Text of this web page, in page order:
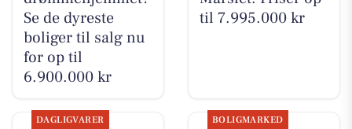
Se de dyreste
boliger til salg nu
for op til
6.900.000 kr
til 7.995.000 kr
DAGLIGVARER BOLIGMARKED